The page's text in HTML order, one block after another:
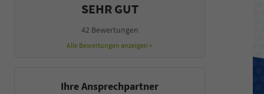
SEHR GUT
42 Bewertungen
Alle Bewertungen anzeigen >
Ihre Ansprechpartner